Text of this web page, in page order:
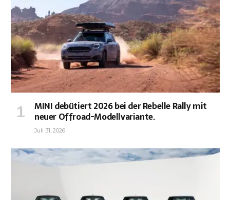
MINI debütiert 2026 bei der Rebelle Rally mit
neuer Offroad-Modellvariante.
Juli 31, 2026